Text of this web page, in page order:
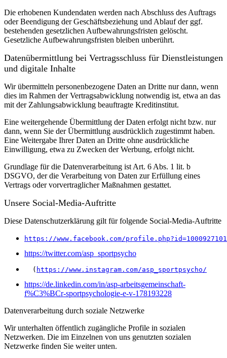
Die erhobenen Kundendaten werden nach Abschluss des Auftrags
oder Beendigung der Geschäftsbeziehung und Ablauf der ggf.
bestehenden gesetzlichen Aufbewahrungsfristen gelöscht.
Gesetzliche Aufbewahrungsfristen bleiben unberührt.
Daten­übermittlung bei Vertragsschluss für Dienstleistungen
und digitale Inhalte
Wir übermitteln personenbezogene Daten an Dritte nur dann, wenn
dies im Rahmen der Vertragsabwicklung notwendig ist, etwa an das
mit der Zahlungsabwicklung beauftragte Kreditinstitut.
Eine weitergehende Übermittlung der Daten erfolgt nicht bzw. nur
dann, wenn Sie der Übermittlung ausdrücklich zugestimmt haben.
Eine Weitergabe Ihrer Daten an Dritte ohne ausdrückliche
Einwilligung, etwa zu Zwecken der Werbung, erfolgt nicht.
Grundlage für die Datenverarbeitung ist Art. 6 Abs. 1 lit. b
DSGVO, der die Verarbeitung von Daten zur Erfüllung eines
Vertrags oder vorvertraglicher Maßnahmen gestattet.
Unsere Social-Media-Auftritte
Diese Datenschutzerklärung gilt für folgende Social-Media-Auftritte
https://www.facebook.com/
https://twitter.com/asp_sportpsycho
  (
https://www.instagram.com/asp_sportpsycho/
https://de.linkedin.com/in/asp-arbeitsgemeinschaft-
f%C3%BCr-sportpsychologie-e-v-178193228
Datenverarbeitung durch soziale Netzwerke
Wir unterhalten öffentlich zugängliche Profile in sozialen
Netzwerken. Die im Einzelnen von uns genutzten sozialen
Netzwerke finden Sie weiter unten.